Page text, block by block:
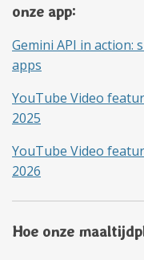
onze app:
Gemini API in action:
apps
YouTube Video
2025
YouTube Video
2026
Hoe onze